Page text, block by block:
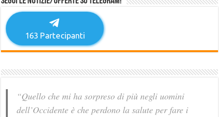
163 Partecipanti
“Quello che mi ha sorpreso di più negli uomini
dell’Occidente è che perdono la salute per fare i